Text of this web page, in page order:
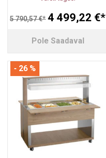
5 790,57 €* 4 499,22 €*
Pole Saadaval
- 26 %